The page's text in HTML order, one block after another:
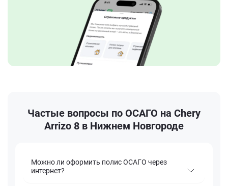
Частые вопросы по ОСАГО на Chery
Arrizo 8 в Нижнем Новгороде
Можно ли оформить полис ОСАГО через
интернет?